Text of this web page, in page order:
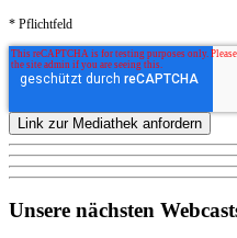
* Pflichtfeld
Unsere nächsten